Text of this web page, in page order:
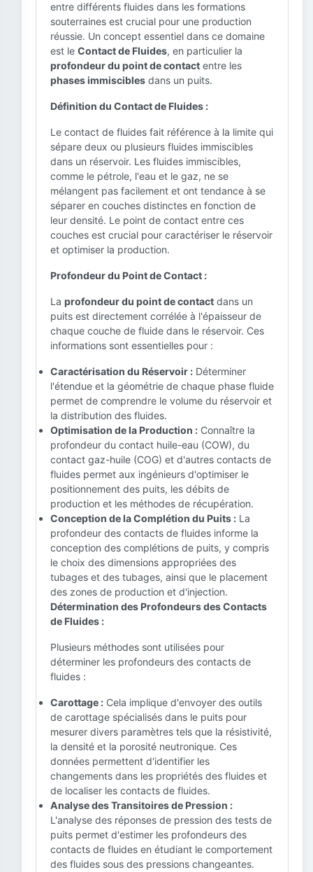
entre différents fluides dans les formations
souterraines est crucial pour une production
réussie. Un concept essentiel dans ce domaine
est le Contact de Fluides, en particulier la
profondeur du point de contact entre les
phases immiscibles dans un puits.
Définition du Contact de Fluides :
Le contact de fluides fait référence à la limite qui
sépare deux ou plusieurs fluides immiscibles
dans un réservoir. Les fluides immiscibles,
comme le pétrole, l'eau et le gaz, ne se
mélangent pas facilement et ont tendance à se
séparer en couches distinctes en fonction de
leur densité. Le point de contact entre ces
couches est crucial pour caractériser le réservoir
et optimiser la production.
Profondeur du Point de Contact :
La profondeur du point de contact dans un
puits est directement corrélée à l'épaisseur de
chaque couche de fluide dans le réservoir. Ces
informations sont essentielles pour :
Caractérisation du Réservoir : Déterminer
l'étendue et la géométrie de chaque phase fluide
permet de comprendre le volume du réservoir et
la distribution des fluides.
Optimisation de la Production : Connaître la
profondeur du contact huile-eau (COW), du
contact gaz-huile (COG) et d'autres contacts de
fluides permet aux ingénieurs d'optimiser le
positionnement des puits, les débits de
production et les méthodes de récupération.
Conception de la Complétion du Puits : La
profondeur des contacts de fluides informe la
conception des complétions de puits, y compris
le choix des dimensions appropriées des
tubages et des tubages, ainsi que le placement
des zones de production et d'injection.
Détermination des Profondeurs des Contacts
de Fluides :
Plusieurs méthodes sont utilisées pour
déterminer les profondeurs des contacts de
fluides :
Carottage : Cela implique d'envoyer des outils
de carottage spécialisés dans le puits pour
mesurer divers paramètres tels que la résistivité,
la densité et la porosité neutronique. Ces
données permettent d'identifier les
changements dans les propriétés des fluides et
de localiser les contacts de fluides.
Analyse des Transitoires de Pression :
L'analyse des réponses de pression des tests de
puits permet d'estimer les profondeurs des
contacts de fluides en étudiant le comportement
des fluides sous des pressions changeantes.